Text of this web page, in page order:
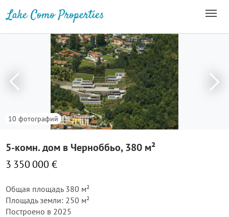
10 фотографий
5-комн. дом в Черноббьо, 380 м²
3 350 000 €
Общая площадь 380 м²
Площадь земли: 250 м²
Построено в 2025